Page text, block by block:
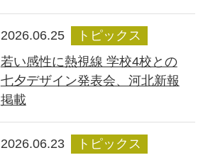
2026.06.25
トピックス
若い感性に熱視線 学校4校との
七夕デザイン発表会、河北新報
掲載
2026.06.23
トピックス